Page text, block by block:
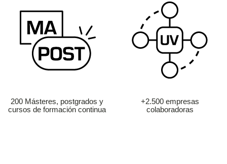
200 Másteres, postgrados y
cursos de formación continua
+2.500 empresas
colaboradoras